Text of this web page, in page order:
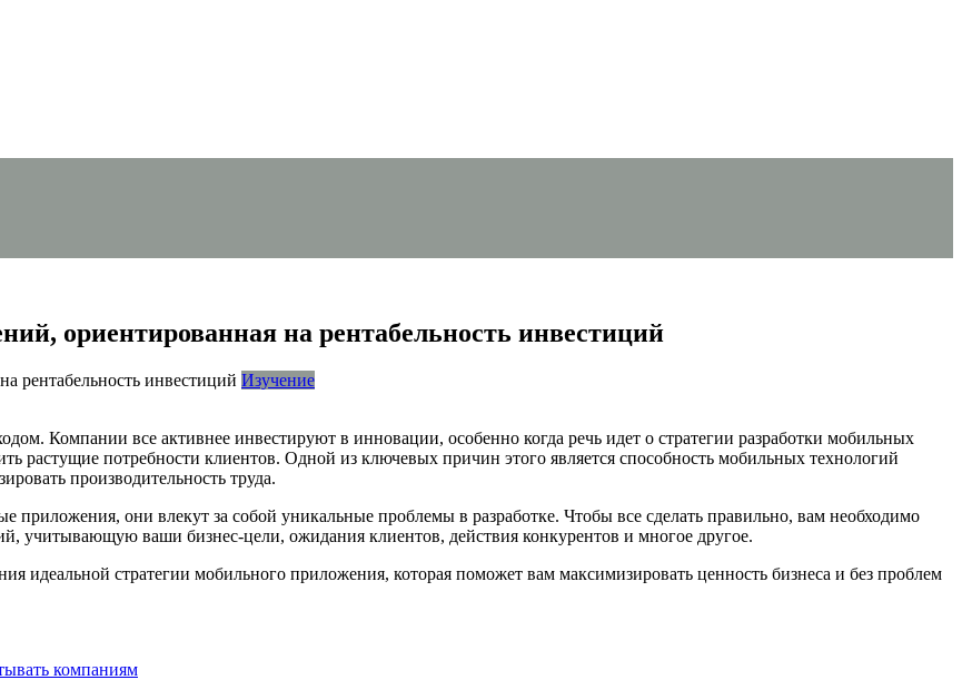
ориентированная на рентабельность инвестиций
Изучение
Компании все активнее инвестируют в инновации, особенно когда речь идет о стратегии разработки мобильных
растущие потребности клиентов. Одной из ключевых причин этого является способность мобильных технологий
производительность труда.
они влекут за собой уникальные проблемы в разработке. Чтобы все сделать правильно, вам необходимо
учитывающую ваши бизнес-цели, ожидания клиентов, действия конкурентов и многое другое.
идеальной стратегии мобильного приложения, которая поможет вам максимизировать ценность бизнеса и без проблем
компаниям